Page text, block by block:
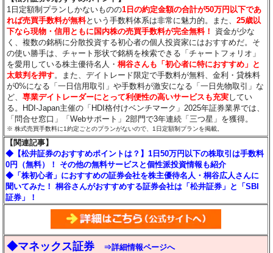
1日定額制プランしかないものの1日の約定金額の合計が50万円以下であ
れば売買手数料が無料という手数料体系は非常に魅力的。また、25歳以
下なら現物・信用ともに国内株の売買手数料が完全無料！
資金が少な
く、複数の銘柄に分散投資する初心者の個人投資家にはおすすめだ。そ
の使い勝手は、チャート形状で銘柄を検索できる「チャートフォリオ」
を愛用している株主優待名人・桐谷さんも「初心者に特におすすめ」と
太鼓判を押す。また、デイトレード限定で手数料が無料、金利・貸株料
が0%になる「一日信用取引」や手数料が激安になる「一日先物取引」な
ど、専業デイトレーダーにとって利便性の高いサービスも充実してい
る。HDI-Japan主催の「HDI格付けベンチマーク」2025年証券業界では、
「問合せ窓口」「Webサポート」2部門で3年連続「三つ星」を獲得。
※ 株式売買手数料に1約定ごとのプランがないので、1日定額制プランを掲載。
【関連記事】
◆【松井証券のおすすめポイントは？】1日50万円以下の株取引は手数料
0円（無料）！ その他の無料サービスと個性派投資情報も紹介
◆「株初心者」におすすめの証券会社を株主優待名人・桐谷広人さんに
聞いてみた！ 桐谷さんがおすすめする証券会社は「松井証券」と「SBI
証券」！
◆マネックス証券 ⇒詳細情報ページへ